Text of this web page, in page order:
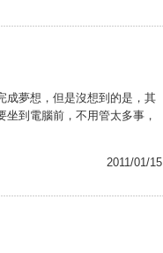
成夢想，但是沒想到的是，其
到電腦前，不用管太多事，
2011/01/15